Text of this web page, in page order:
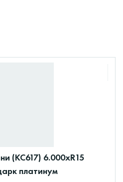
(КС617) 6.000xR15
платинум